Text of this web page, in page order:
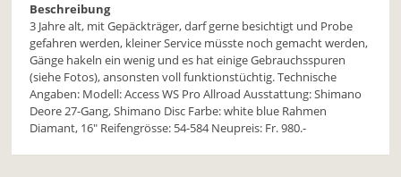
Beschreibung
3 Jahre alt, mit Gepäckträger, darf gerne besichtigt und Probe
gefahren werden, kleiner Service müsste noch gemacht werden,
Gänge hakeln ein wenig und es hat einige Gebrauchsspuren
(siehe Fotos), ansonsten voll funktionstüchtig. Technische
Angaben: Modell: Access WS Pro Allroad Ausstattung: Shimano
Deore 27-Gang, Shimano Disc Farbe: white blue Rahmen
Diamant, 16" Reifengrösse: 54-584 Neupreis: Fr. 980.-